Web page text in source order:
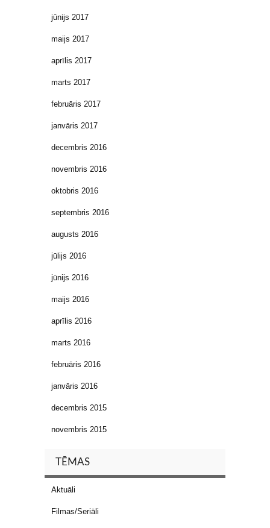
jūnijs 2017
maijs 2017
aprīlis 2017
marts 2017
februāris 2017
janvāris 2017
decembris 2016
novembris 2016
oktobris 2016
septembris 2016
augusts 2016
jūlijs 2016
jūnijs 2016
maijs 2016
aprīlis 2016
marts 2016
februāris 2016
janvāris 2016
decembris 2015
novembris 2015
TĒMAS
Aktuāli
Filmas/Seriāli